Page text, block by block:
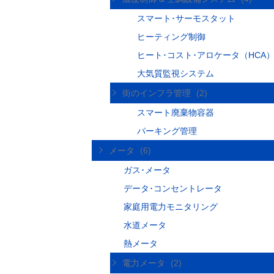
スマート･サーモスタット
ヒーティング制御
ヒート･コスト･アロケータ（HCA
大気質監視システム
街のインフラ管理
(2)
スマート廃棄物容器
パーキング管理
メータ
(6)
ガス･メータ
データ･コンセントレータ
家庭用電力モニタリング
水道メータ
熱メータ
電力メータ
(2)